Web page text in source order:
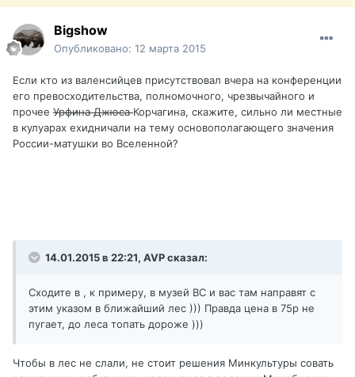
Bigshow
Опубликовано: 12 марта 2015
Если кто из валенсийцев присутствовал вчера на конференции
его превосходительства, полномочного, чрезвычайного и
прочее Урфина ДжюсаКорчагина, скажите, сильно ли местные
в кулуарах ехидничали на тему основополагающего значения
России-матушки во Вселенной?
14.01.2015 в 22:21, AVP сказал:
Сходите в , к примеру, в музей ВС и вас там направят с
этим указом в ближайший лес ))) Правда цена в 75р не
пугает, до леса топать дороже )))
Чтобы в лес не слали, не стоит решения Минкультуры совать